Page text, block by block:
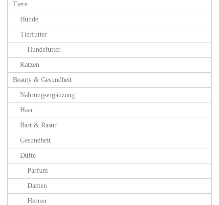
Tiere
Hunde
Tierfutter
Hundefutter
Katzen
Beauty & Gesundheit
Nahrungsergänzung
Haar
Bart & Rasur
Gesundheit
Düfte
Parfum
Damen
Herren